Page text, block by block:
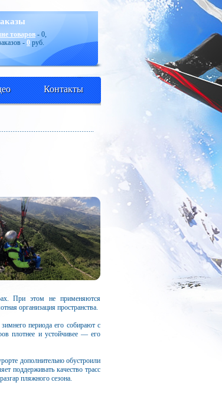
товаров - 0,
- 0 руб.
Контакты
При этом не применяются
организация пространства.
периода его собирают с
плотнее и устойчивее — его
дополнительно обустроили
поддерживать качество трасс
пляжного сезона.